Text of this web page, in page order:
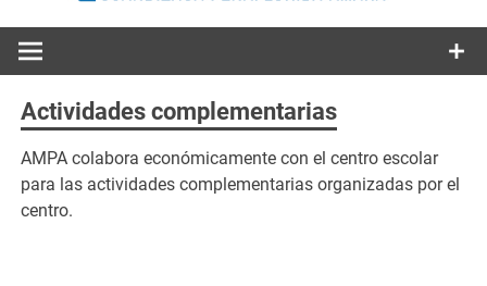
Actividades complementarias
AMPA colabora económicamente con el centro escolar
para las actividades complementarias organizadas por el
centro.